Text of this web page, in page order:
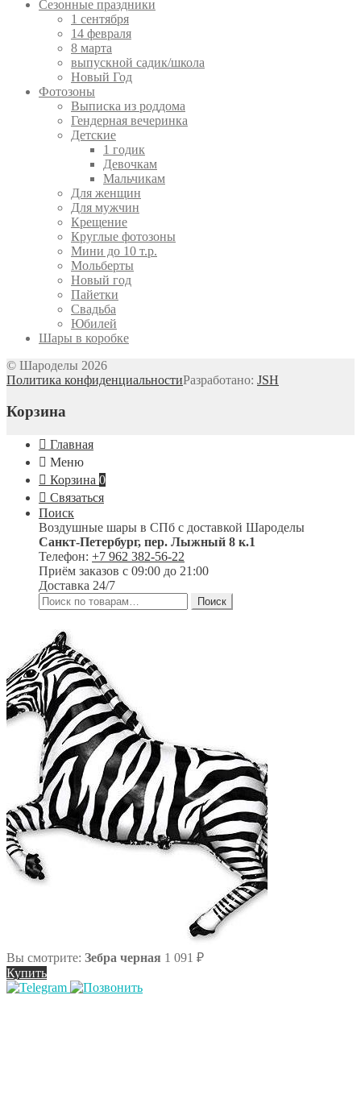
Сезонные праздники
1 сентября
14 февраля
8 марта
выпускной садик/школа
Новый Год
Фотозоны
Выписка из роддома
Гендерная вечеринка
Детские
1 годик
Девочкам
Мальчикам
Для женщин
Для мужчин
Крещение
Круглые фотозоны
Мини до 10 т.р.
Мольберты
Новый год
Пайетки
Свадьба
Юбилей
Шары в коробке
© Шароделы 2026
Политика конфиденциальностиРазработано: JSH
Корзина
Главная
Меню
Корзина 0
Связаться
Поиск
Воздушные шары в СПб с доставкой Шароделы
Санкт-Петербург, пер. Лыжный 8 к.1
Телефон: +7 962 382-56-22
Приём заказов с 09:00 до 21:00
Доставка 24/7
Искать:
Поиск
Вы смотрите: Зебра черная 1 091 ₽
Купить